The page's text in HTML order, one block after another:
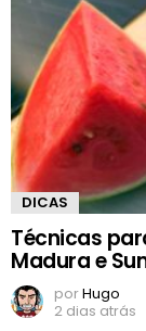
DICAS
Técnicas
Madura e
porHugo
2 dias atrás